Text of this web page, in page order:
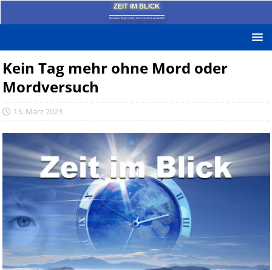
ZEIT IM BLICK
Das News-Blog mit dem kritischen Blick auf die Zeit!
Kein Tag mehr ohne Mord oder
Mordversuch
13. März 2023